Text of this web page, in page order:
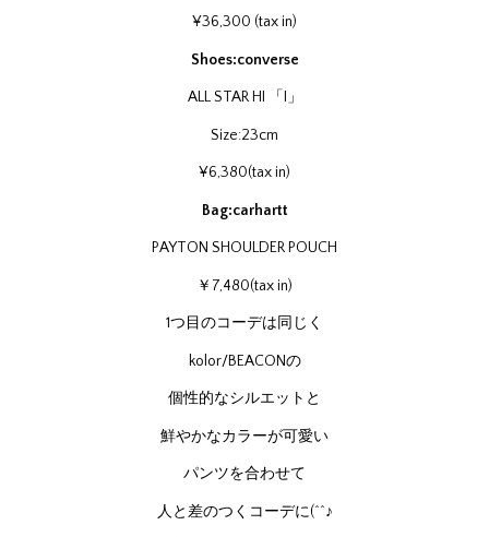
¥36,300 (tax in)
Shoes:converse
ALL STAR HI 「I」
Size:23cm
¥6,380(tax in)
Bag:carhartt
PAYTON SHOULDER POUCH
￥7,480(tax in)
1つ目のコーデは同じく
kolor/BEACONの
個性的なシルエットと
鮮やかなカラーが可愛い
パンツを合わせて
人と差のつくコーデに(^^♪